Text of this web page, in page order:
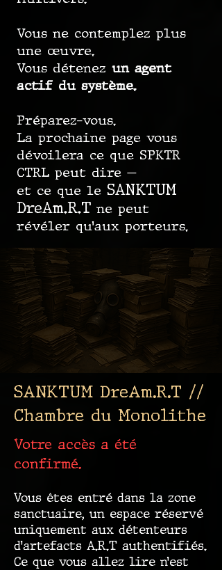
Vous ne contemplez plus
une œuvre.
Vous détenez un agent
actif du système.
Préparez-vous.
La prochaine page vous
dévoilera ce que SPKTR
CTRL peut dire —
et ce que le SANKTUM
DreAm.R.T ne peut
révéler qu’aux porteurs.
SANKTUM DreAm.R.T //
Chambre du Monolithe
Votre accès a été
confirmé.
Vous êtes entré dans la zone
sanctuaire, un espace réservé
uniquement aux détenteurs
d’artefacts A.R.T authentifiés.
Ce que vous allez lire n’est